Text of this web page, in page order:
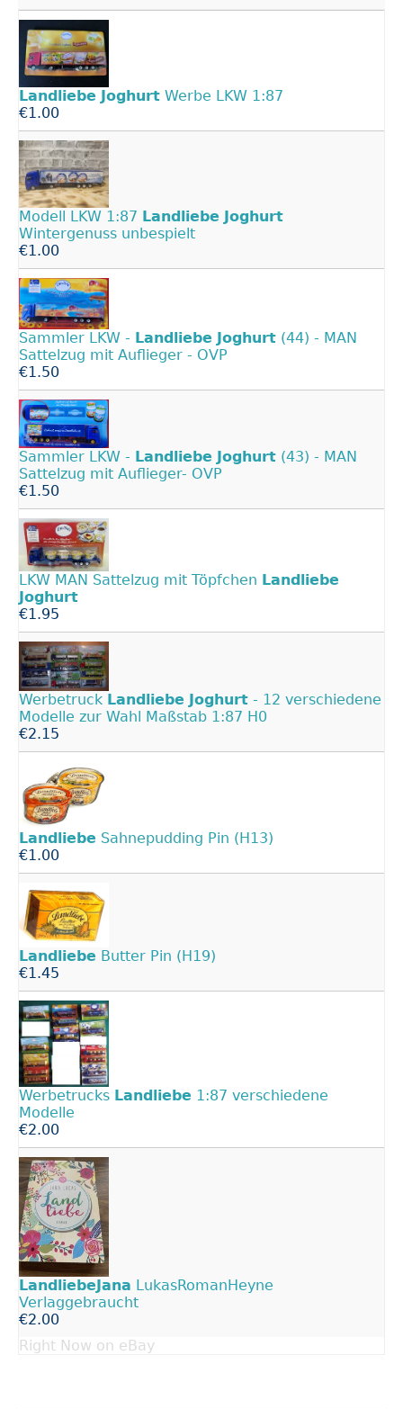
Landliebe Joghurt Werbe LKW 1:87
€1.00
Modell LKW 1:87 Landliebe Joghurt
Wintergenuss unbespielt
€1.00
Sammler LKW - Landliebe Joghurt (44) - MAN
Sattelzug mit Auflieger - OVP
€1.50
Sammler LKW - Landliebe Joghurt (43) - MAN
Sattelzug mit Auflieger- OVP
€1.50
LKW MAN Sattelzug mit Töpfchen Landliebe
Joghurt
€1.95
Werbetruck Landliebe Joghurt - 12 verschiedene
Modelle zur Wahl Maßstab 1:87 H0
€2.15
Landliebe Sahnepudding Pin (H13)
€1.00
Landliebe Butter Pin (H19)
€1.45
Werbetrucks Landliebe 1:87 verschiedene
Modelle
€2.00
LandliebeJana LukasRomanHeyne
Verlaggebraucht
€2.00
Right Now on eBay